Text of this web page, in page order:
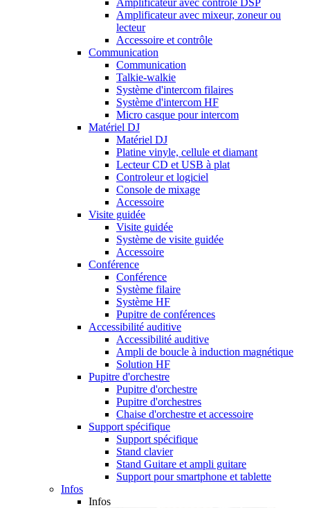
Amplificateur avec contrôle DSP
Amplificateur avec mixeur, zoneur ou
lecteur
Accessoire et contrôle
Communication
Communication
Talkie-walkie
Système d'intercom filaires
Système d'intercom HF
Micro casque pour intercom
Matériel DJ
Matériel DJ
Platine vinyle, cellule et diamant
Lecteur CD et USB à plat
Controleur et logiciel
Console de mixage
Accessoire
Visite guidée
Visite guidée
Système de visite guidée
Accessoire
Conférence
Conférence
Système filaire
Système HF
Pupitre de conférences
Accessibilité auditive
Accessibilité auditive
Ampli de boucle à induction magnétique
Solution HF
Pupitre d'orchestre
Pupitre d'orchestre
Pupitre d'orchestres
Chaise d'orchestre et accessoire
Support spécifique
Support spécifique
Stand clavier
Stand Guitare et ampli guitare
Support pour smartphone et tablette
Infos
Infos